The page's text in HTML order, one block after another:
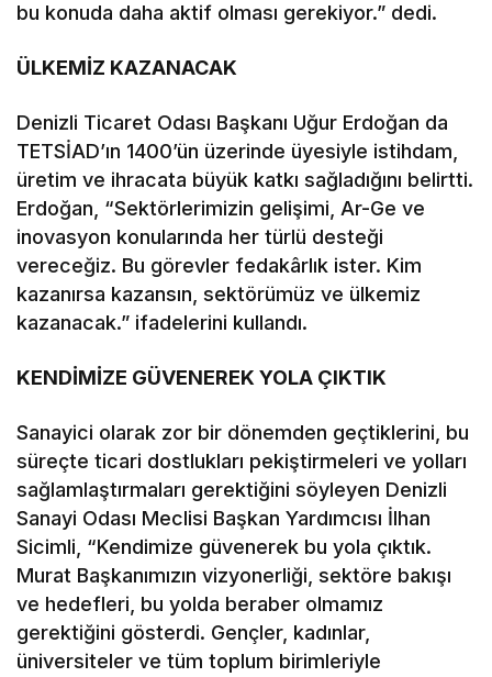
bu konuda daha aktif olması gerekiyor.” dedi.
ÜLKEMİZ KAZANACAK
Denizli Ticaret Odası Başkanı Uğur Erdoğan da
TETSİAD’ın 1400’ün üzerinde üyesiyle istihdam,
üretim ve ihracata büyük katkı sağladığını belirtti.
Erdoğan, “Sektörlerimizin gelişimi, Ar-Ge ve
inovasyon konularında her türlü desteği
vereceğiz. Bu görevler fedakârlık ister. Kim
kazanırsa kazansın, sektörümüz ve ülkemiz
kazanacak.” ifadelerini kullandı.
KENDİMİZE GÜVENEREK YOLA ÇIKTIK
Sanayici olarak zor bir dönemden geçtiklerini, bu
süreçte ticari dostlukları pekiştirmeleri ve yolları
sağlamlaştırmaları gerektiğini söyleyen Denizli
Sanayi Odası Meclisi Başkan Yardımcısı İlhan
Sicimli, “Kendimize güvenerek bu yola çıktık.
Murat Başkanımızın vizyonerliği, sektöre bakışı
ve hedefleri, bu yolda beraber olmamız
gerektiğini gösterdi. Gençler, kadınlar,
üniversiteler ve tüm toplum birimleriyle